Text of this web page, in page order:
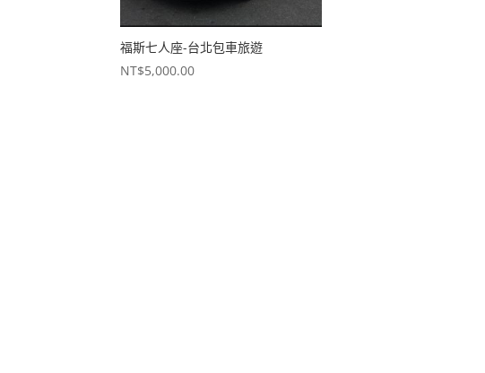
福斯七人座-台北包車旅遊
NT$5,000.00